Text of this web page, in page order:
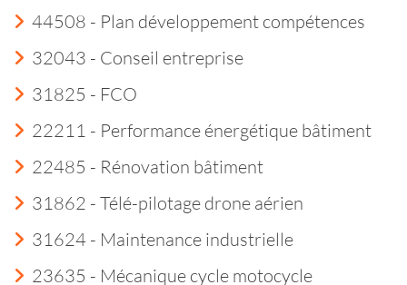
44508 - Plan développement compétences
32043 - Conseil entreprise
31825 - FCO
22211 - Performance énergétique bâtiment
22485 - Rénovation bâtiment
31862 - Télé-pilotage drone aérien
31624 - Maintenance industrielle
23635 - Mécanique cycle motocycle